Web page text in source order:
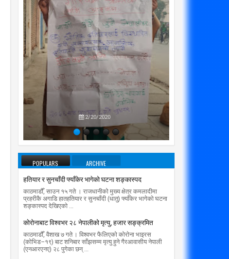
2/20/2020
POPULARS ARCHIVE
हतियार र सुनचाँदी फ्याँकेर भागेको घटना शङ्कास्पद
काठमाडौँ, साउन १५ गते । राजधानीको मुख्य क्षेत्र कमलादीमा
प्रहरीकै अगाडि हातहतियार र सुनचाँदी (धातु) फ्याँकेर भागेको घटना
शङ्कास्पद देखिएको ...
काेराेनाबाट विश्वभर २८ नेपालीको मृत्यु, हजार सङ्क्रमित
काठमाडौँ, वैशाख ७ गते । विश्वभर फैलिएको कोरोना भाइरस
(कोभिड–१९) बाट शनिबार साँझसम्म मृत्यु हुने गैरआवासीय नेपाली
(एनआरएनए) २८ पुगेका छन् ...